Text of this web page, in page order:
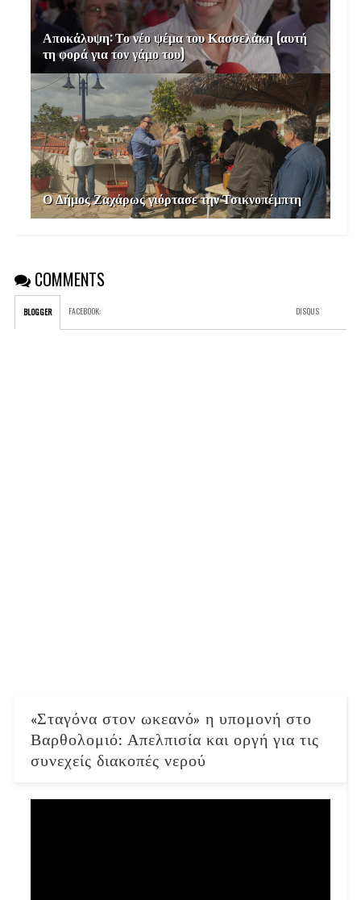
Αποκάλυψη: Το νέο ψέμα του Κασσελάκη (αυτή
τη φορά για τον γάμο του)
Ο Δήμος Ζαχάρως γιόρτασε την Τσικνοπέμπτη
COMMENTS
BLOGGER FACEBOOK: DISQUS
«Σταγόνα στον ωκεανό» η υπομονή στο
Βαρθολομιό: Απελπισία και οργή για τις
συνεχείς διακοπές νερού